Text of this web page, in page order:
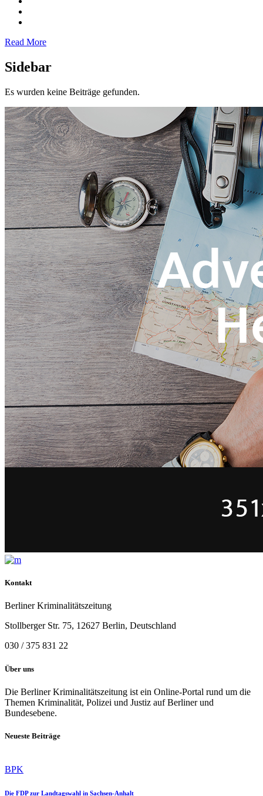
Read More
Sidebar
Es wurden keine Beiträge gefunden.
Kontakt
Berliner Kriminalitätszeitung
Stollberger Str. 75, 12627 Berlin, Deutschland
030 / 375 831 22
Über uns
Die Berliner Kriminalitätszeitung ist ein Online-Portal rund um die
Themen Kriminalität, Polizei und Justiz auf Berliner und
Bundesebene.
Neueste Beiträge
BPK
Die FDP zur Landtagswahl in Sachsen-Anhalt